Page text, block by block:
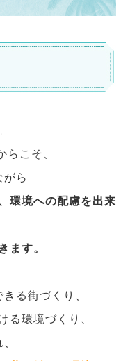
こそ、
がら
環境への配慮を出来
ます。
る街づくり、
る環境づくり、